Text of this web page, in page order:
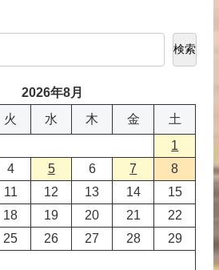
検索
2026年8月
火 水 木 金
土
1
4 5 6 7
8
11 12 13 14
15
18 19 20 21
22
25 26 27 28
29